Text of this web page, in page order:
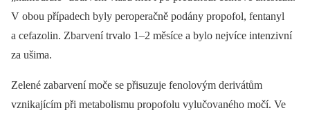
V obou případech byly peroperačně podány propofol, fentanyl
a cefazolin. Zbarvení trvalo 1–2 měsíce a bylo nejvíce intenzivní
za ušima.
Zelené zabarvení moče se přisuzuje fenolovým derivátům
vznikajícím při metabolismu propofolu vylučovaného močí. Ve